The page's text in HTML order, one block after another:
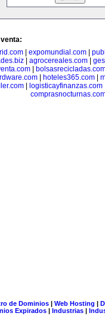
expomundial.com
| agrocereales.com|
| hoteles365.com|
logisticayfinanzas.com
de Dominios| Web Hosting |
Expirados | Industrias |